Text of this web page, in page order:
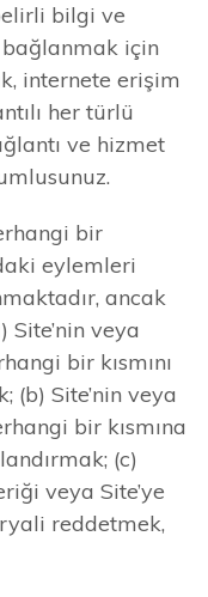
bilgi ve
bağlanmak için
internete erişim
her türlü
ve hizmet
bir
eylemleri
ancak
veya
bir kısmını
(b) Site’nin veya
bir kısmına
(c)
veya Site’ye
reddetmek,